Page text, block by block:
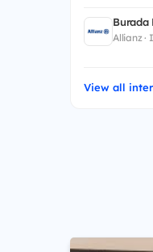
Burada
Allianz ·
View all